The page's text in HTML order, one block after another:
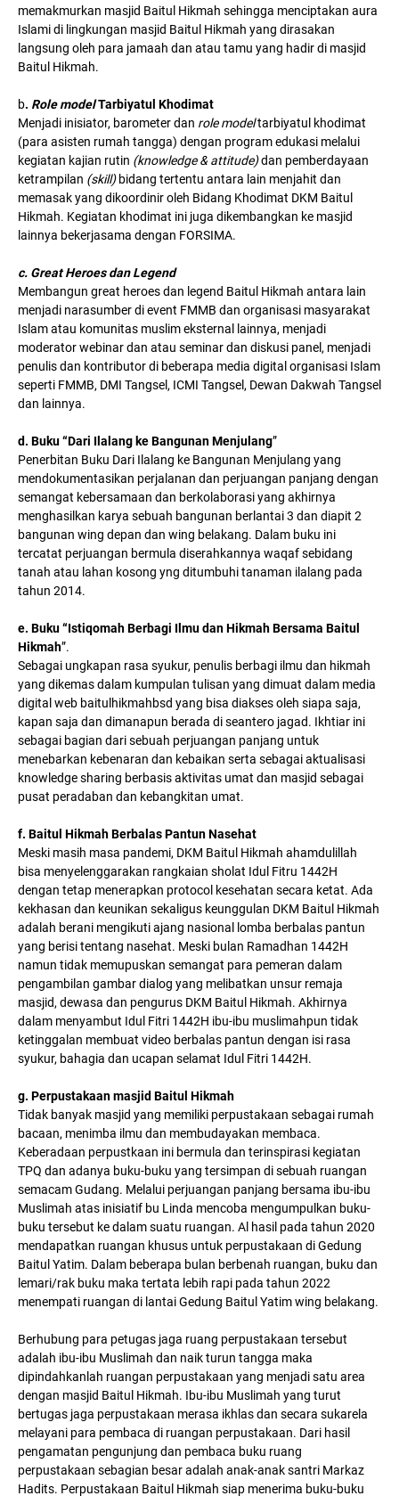
memakmurkan masjid Baitul Hikmah sehingga menciptakan aura
Islami di lingkungan masjid Baitul Hikmah yang dirasakan
langsung oleh para jamaah dan atau tamu yang hadir di masjid
Baitul Hikmah.
b. Role modelTarbiyatul Khodimat
Menjadi inisiator, barometer dan role modeltarbiyatul khodimat
(para asisten rumah tangga) dengan program edukasi melalui
kegiatan kajian rutin (knowledge & attitude)dan pemberdayaan
ketrampilan (skill)bidang tertentu antara lain menjahit dan
memasak yang dikoordinir oleh Bidang Khodimat DKM Baitul
Hikmah. Kegiatan khodimat ini juga dikembangkan ke masjid
lainnya bekerjasama dengan FORSIMA.
c. Great Heroes dan Legend
Membangun great heroes dan legend Baitul Hikmah antara lain
menjadi narasumber di event FMMB dan organisasi masyarakat
Islam atau komunitas muslim eksternal lainnya, menjadi
moderator webinar dan atau seminar dan diskusi panel, menjadi
penulis dan kontributor di beberapa media digital organisasi Islam
seperti FMMB, DMI Tangsel, ICMI Tangsel, Dewan Dakwah Tangsel
dan lainnya.
d. Buku “Dari Ilalang ke Bangunan Menjulang”
Penerbitan Buku Dari Ilalang ke Bangunan Menjulang yang
mendokumentasikan perjalanan dan perjuangan panjang dengan
semangat kebersamaan dan berkolaborasi yang akhirnya
menghasilkan karya sebuah bangunan berlantai 3 dan diapit 2
bangunan wing depan dan wing belakang. Dalam buku ini
tercatat perjuangan bermula diserahkannya waqaf sebidang
tanah atau lahan kosong yng ditumbuhi tanaman ilalang pada
tahun 2014.
e. Buku “Istiqomah Berbagi Ilmu dan Hikmah Bersama Baitul
Hikmah”.
Sebagai ungkapan rasa syukur, penulis berbagi ilmu dan hikmah
yang dikemas dalam kumpulan tulisan yang dimuat dalam media
digital web baitulhikmahbsd yang bisa diakses oleh siapa saja,
kapan saja dan dimanapun berada di seantero jagad. Ikhtiar ini
sebagai bagian dari sebuah perjuangan panjang untuk
menebarkan kebenaran dan kebaikan serta sebagai aktualisasi
knowledge sharing berbasis aktivitas umat dan masjid sebagai
pusat peradaban dan kebangkitan umat.
f. Baitul Hikmah Berbalas Pantun Nasehat
Meski masih masa pandemi, DKM Baitul Hikmah ahamdulillah
bisa menyelenggarakan rangkaian sholat Idul Fitru 1442H
dengan tetap menerapkan protocol kesehatan secara ketat. Ada
kekhasan dan keunikan sekaligus keunggulan DKM Baitul Hikmah
adalah berani mengikuti ajang nasional lomba berbalas pantun
yang berisi tentang nasehat. Meski bulan Ramadhan 1442H
namun tidak memupuskan semangat para pemeran dalam
pengambilan gambar dialog yang melibatkan unsur remaja
masjid, dewasa dan pengurus DKM Baitul Hikmah. Akhirnya
dalam menyambut Idul Fitri 1442H ibu-ibu muslimahpun tidak
ketinggalan membuat video berbalas pantun dengan isi rasa
syukur, bahagia dan ucapan selamat Idul Fitri 1442H.
g. Perpustakaan masjid Baitul Hikmah
Tidak banyak masjid yang memiliki perpustakaan sebagai rumah
bacaan, menimba ilmu dan membudayakan membaca.
Keberadaan perpustkaan ini bermula dan terinspirasi kegiatan
TPQ dan adanya buku-buku yang tersimpan di sebuah ruangan
semacam Gudang. Melalui perjuangan panjang bersama ibu-ibu
Muslimah atas inisiatif bu Linda mencoba mengumpulkan buku-
buku tersebut ke dalam suatu ruangan. Al hasil pada tahun 2020
mendapatkan ruangan khusus untuk perpustakaan di Gedung
Baitul Yatim. Dalam beberapa bulan berbenah ruangan, buku dan
lemari/rak buku maka tertata lebih rapi pada tahun 2022
menempati ruangan di lantai Gedung Baitul Yatim wing belakang.
Berhubung para petugas jaga ruang perpustakaan tersebut
adalah ibu-ibu Muslimah dan naik turun tangga maka
dipindahkanlah ruangan perpustakaan yang menjadi satu area
dengan masjid Baitul Hikmah. Ibu-ibu Muslimah yang turut
bertugas jaga perpustakaan merasa ikhlas dan secara sukarela
melayani para pembaca di ruangan perpustakaan. Dari hasil
pengamatan pengunjung dan pembaca buku ruang
perpustakaan sebagian besar adalah anak-anak santri Markaz
Hadits. Perpustakaan Baitul Hikmah siap menerima buku-buku